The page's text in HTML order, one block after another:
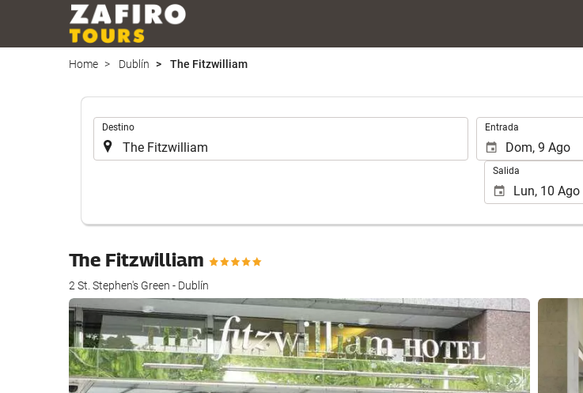
Home Dublín The Fitzwilliam
Destino Entrada
Salida
The Fitzwilliam
2 St. Stephen's Green - Dublín